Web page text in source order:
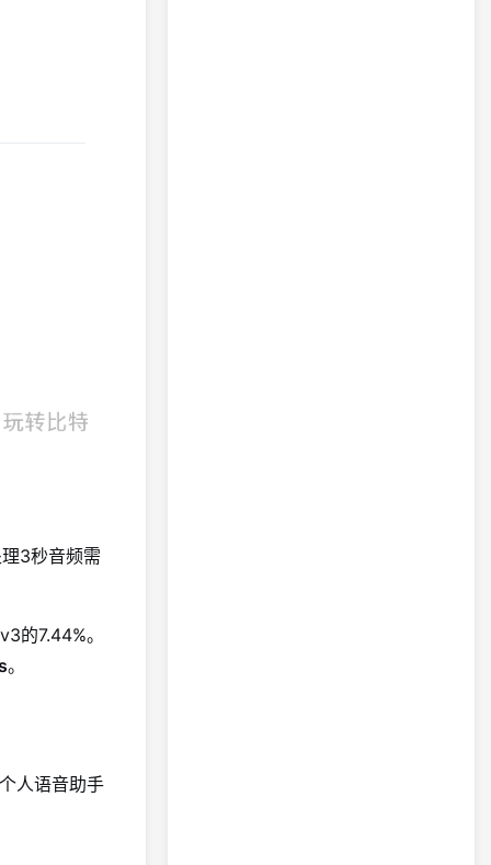
3秒音频需
的7.44%。
。
人语音助手